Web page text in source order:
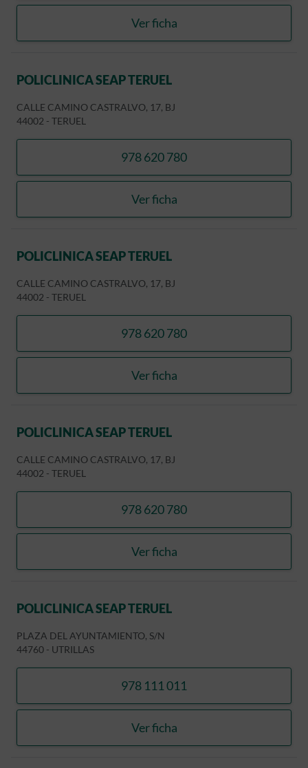
Ver ficha
POLICLINICA SEAP TERUEL
POLICLINICA SEAP TERUEL
CALLE CAMINO CASTRALVO, 17, BJ
44002 - TERUEL
978 620 780
llamar POLICLINICA SEAP
Ver ficha
POLICLINICA SEAP TERUEL
POLICLINICA SEAP TERUEL
CALLE CAMINO CASTRALVO, 17, BJ
44002 - TERUEL
978 620 780
llamar POLICLINICA SEAP
Ver ficha
POLICLINICA SEAP TERUEL
POLICLINICA SEAP TERUEL
CALLE CAMINO CASTRALVO, 17, BJ
44002 - TERUEL
978 620 780
llamar POLICLINICA SEAP
Ver ficha
POLICLINICA SEAP TERUEL
POLICLINICA SEAP TERUEL
PLAZA DEL AYUNTAMIENTO, S/N
44760 - UTRILLAS
978 111 011
llamar POLICLINICA SEAP
Ver ficha
POLICLINICA SEAP TERUEL